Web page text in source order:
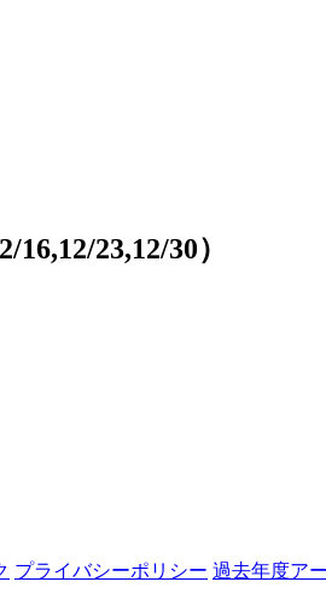
23,12/30）
プライバシーポリシー 過去年度ア